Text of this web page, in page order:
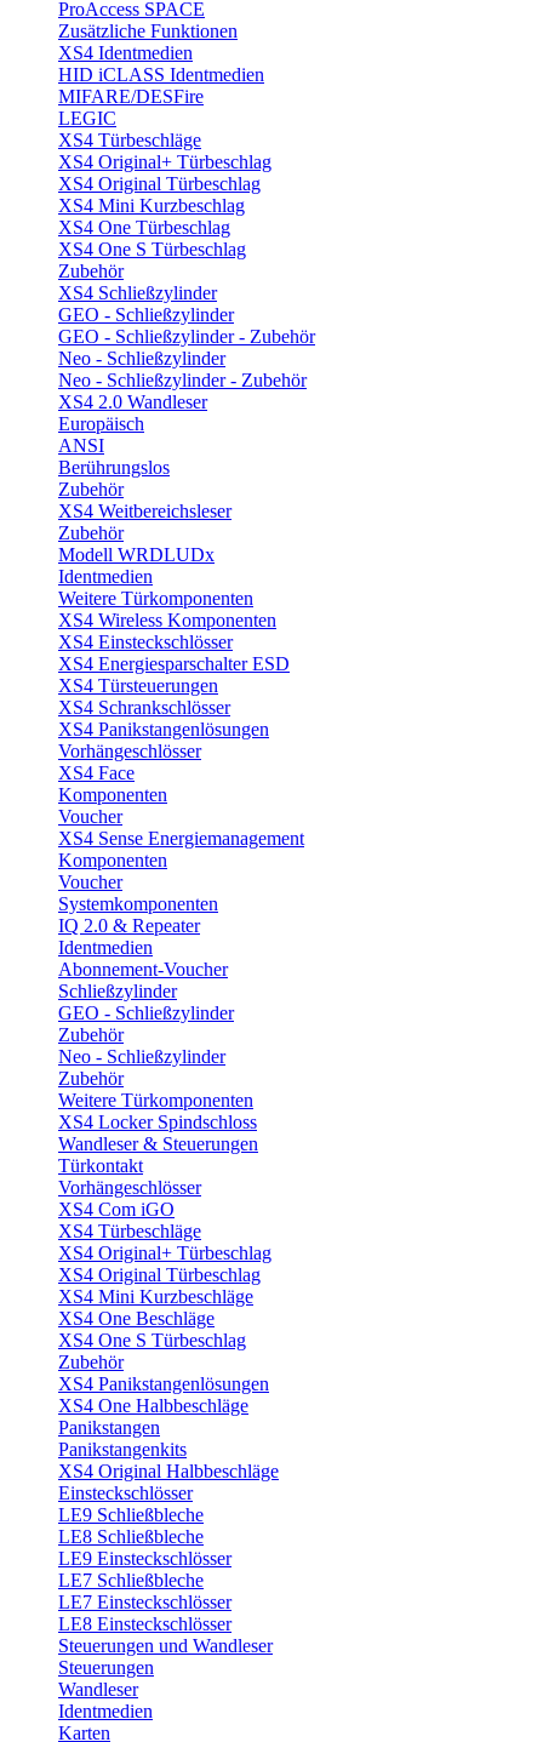
ProAccess SPACE
Zusätzliche Funktionen
XS4 Identmedien
HID iCLASS Identmedien
MIFARE/DESFire
LEGIC
XS4 Türbeschläge
XS4 Original+ Türbeschlag
XS4 Original Türbeschlag
XS4 Mini Kurzbeschlag
XS4 One Türbeschlag
XS4 One S Türbeschlag
Zubehör
XS4 Schließzylinder
GEO - Schließzylinder
GEO - Schließzylinder - Zubehör
Neo - Schließzylinder
Neo - Schließzylinder - Zubehör
XS4 2.0 Wandleser
Europäisch
ANSI
Berührungslos
Zubehör
XS4 Weitbereichsleser
Zubehör
Modell WRDLUDx
Identmedien
Weitere Türkomponenten
XS4 Wireless Komponenten
XS4 Einsteckschlösser
XS4 Energiesparschalter ESD
XS4 Türsteuerungen
XS4 Schrankschlösser
XS4 Panikstangenlösungen
Vorhängeschlösser
XS4 Face
Komponenten
Voucher
XS4 Sense Energiemanagement
Komponenten
Voucher
Systemkomponenten
IQ 2.0 & Repeater
Identmedien
Abonnement-Voucher
Schließzylinder
GEO - Schließzylinder
Zubehör
Neo - Schließzylinder
Zubehör
Weitere Türkomponenten
XS4 Locker Spindschloss
Wandleser & Steuerungen
Türkontakt
Vorhängeschlösser
XS4 Com iGO
XS4 Türbeschläge
XS4 Original+ Türbeschlag
XS4 Original Türbeschlag
XS4 Mini Kurzbeschläge
XS4 One Beschläge
XS4 One S Türbeschlag
Zubehör
XS4 Panikstangenlösungen
XS4 One Halbbeschläge
Panikstangen
Panikstangenkits
XS4 Original Halbbeschläge
Einsteckschlösser
LE9 Schließbleche
LE8 Schließbleche
LE9 Einsteckschlösser
LE7 Schließbleche
LE7 Einsteckschlösser
LE8 Einsteckschlösser
Steuerungen und Wandleser
Steuerungen
Wandleser
Identmedien
Karten